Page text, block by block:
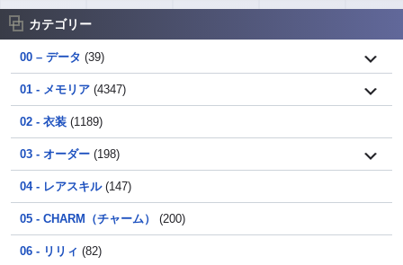
カテゴリー
00 – データ (39)
01 - メモリア (4347)
02 - 衣装 (1189)
03 - オーダー (198)
04 - レアスキル(147)
05 - CHARM（チャーム） (200)
06 - リリィ (82)